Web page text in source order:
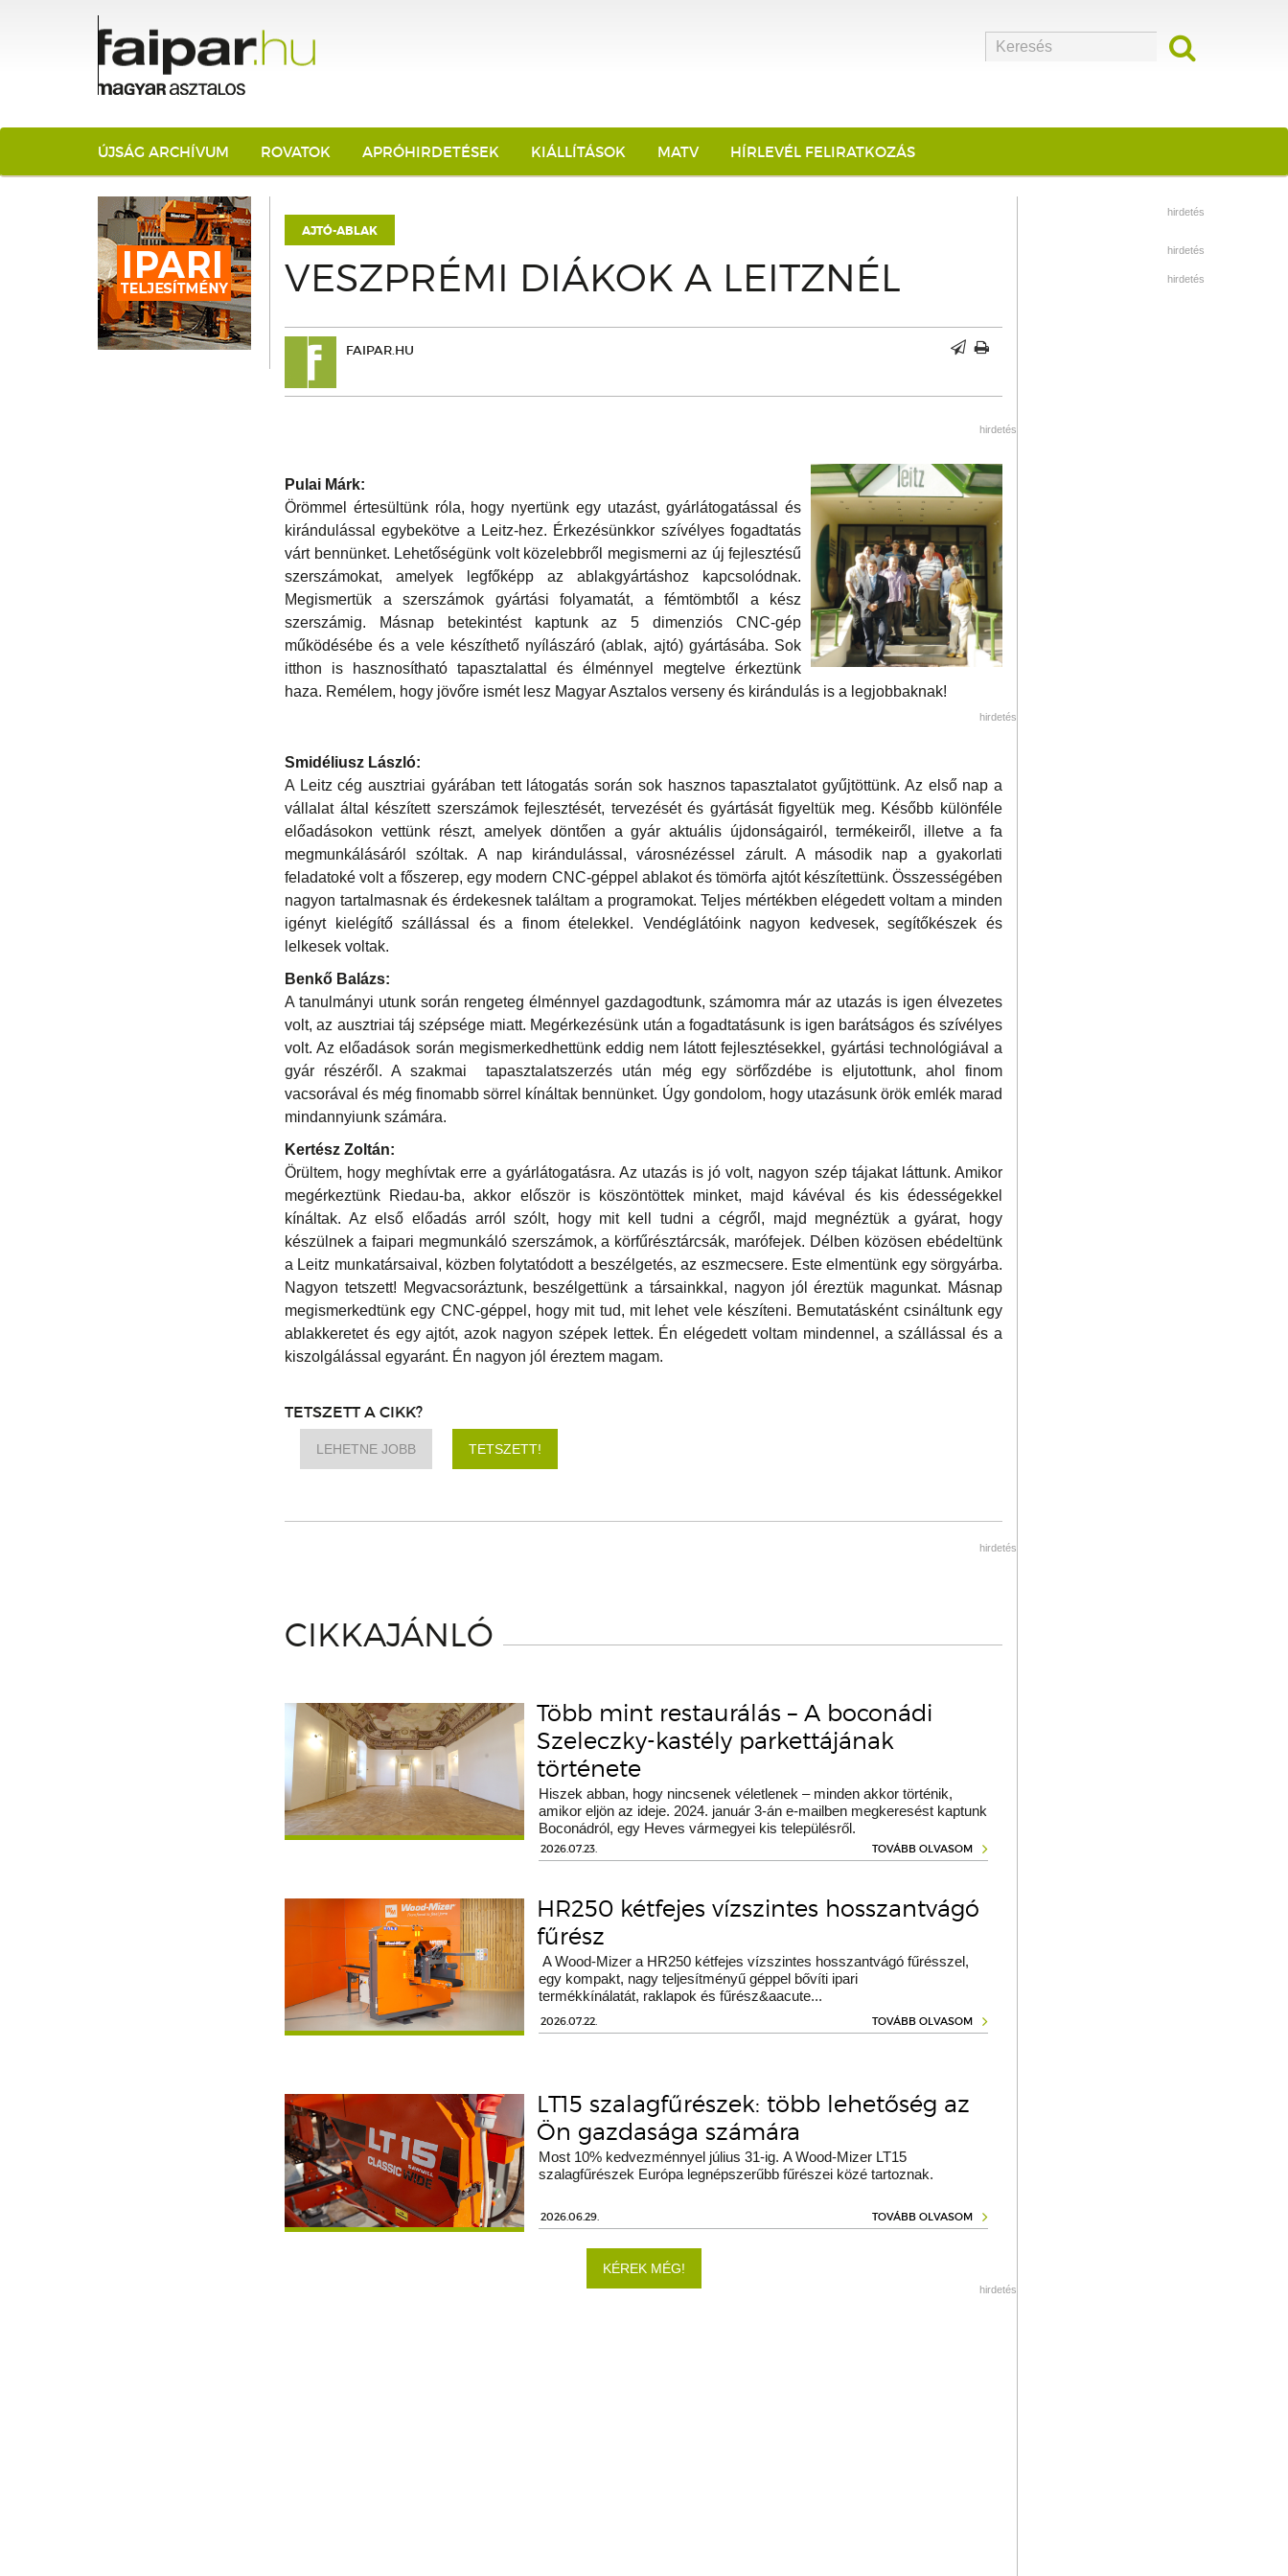
ÚJSÁG ARCHÍVUM ROVATOK APRÓHIRDETÉSEK KIÁLLÍTÁSOK MATV HÍRLEVÉL FELIRATKOZÁS
AJTÓ-ABLAK
VESZPRÉMI DIÁKOK A LEITZNÉL
FAIPAR.HU
hirdetés
Pulai Márk:
Örömmel értesültünk róla, hogy nyertünk egy utazást, gyárlátogatással és
kirándulással egybekötve a Leitz-hez. Érkezésünkkor szívélyes fogadtatás
várt bennünket. Lehetőségünk volt közelebbről megismerni az új fejlesztésű
szerszámokat, amelyek legfőképp az ablakgyártáshoz kapcsolódnak.
Megismertük a szerszámok gyártási folyamatát, a fémtömbtől a kész
szerszámig. Másnap betekintést kaptunk az 5 dimenziós CNC-gép
működésébe és a vele készíthető nyílászáró (ablak, ajtó) gyártásába. Sok
itthon is hasznosítható tapasztalattal és élménnyel megtelve érkeztünk
haza. Remélem, hogy jövőre ismét lesz Magyar Asztalos verseny és kirándulás is a legjobbaknak!
hirdetés
Smidéliusz László:
A Leitz cég ausztriai gyárában tett látogatás során sok hasznos tapasztalatot gyűjtöttünk. Az első nap a
vállalat által készített szerszámok fejlesztését, tervezését és gyártását figyeltük meg. Később különféle
előadásokon vettünk részt, amelyek döntően a gyár aktuális újdonságairól, termékeiről, illetve a fa
megmunkálásáról szóltak. A nap kirándulással, városnézéssel zárult. A második nap a gyakorlati
feladatoké volt a főszerep, egy modern CNC-géppel ablakot és tömörfa ajtót készítettünk. Összességében
nagyon tartalmasnak és érdekesnek találtam a programokat. Teljes mértékben elégedett voltam a minden
igényt kielégítő szállással és a finom ételekkel. Vendéglátóink nagyon kedvesek, segítőkészek és
lelkesek voltak.
Benkő Balázs:
A tanulmányi utunk során rengeteg élménnyel gazdagodtunk, számomra már az utazás is igen élvezetes
volt, az ausztriai táj szépsége miatt. Megérkezésünk után a fogadtatásunk is igen barátságos és szívélyes
volt. Az előadások során megismerkedhettünk eddig nem látott fejlesztésekkel, gyártási technológiával a
gyár részéről. A szakmai tapasztalatszerzés után még egy sörfőzdébe is eljutottunk, ahol finom
vacsorával és még finomabb sörrel kínáltak bennünket. Úgy gondolom, hogy utazásunk örök emlék marad
mindannyiunk számára.
Kertész Zoltán:
Örültem, hogy meghívtak erre a gyárlátogatásra. Az utazás is jó volt, nagyon szép tájakat láttunk. Amikor
megérkeztünk Riedau-ba, akkor először is köszöntöttek minket, majd kávéval és kis édességekkel
kínáltak. Az első előadás arról szólt, hogy mit kell tudni a cégről, majd megnéztük a gyárat, hogy
készülnek a faipari megmunkáló szerszámok, a körfűrésztárcsák, marófejek. Délben közösen ebédeltünk
a Leitz munkatársaival, közben folytatódott a beszélgetés, az eszmecsere. Este elmentünk egy sörgyárba.
Nagyon tetszett! Megvacsoráztunk, beszélgettünk a társainkkal, nagyon jól éreztük magunkat. Másnap
megismerkedtünk egy CNC-géppel, hogy mit tud, mit lehet vele készíteni. Bemutatásként csináltunk egy
ablakkeretet és egy ajtót, azok nagyon szépek lettek. Én elégedett voltam mindennel, a szállással és a
kiszolgálással egyaránt. Én nagyon jól éreztem magam.
TETSZETT A CIKK?
LEHETNE JOBB TETSZETT!
hirdetés
CIKKAJÁNLÓ
Több mint restaurálás – A boconádi
Szeleczky-kastély parkettájának
története
Hiszek abban, hogy nincsenek véletlenek – minden akkor történik,
amikor eljön az ideje. 2024. január 3-án e-mailben megkeresést kaptunk
Boconádról, egy Heves vármegyei kis településről.
2026.07.23. TOVÁBB OLVASOM
HR250 kétfejes vízszintes hosszantvágó
fűrész
A Wood-Mizer a HR250 kétfejes vízszintes hosszantvágó fűrésszel,
egy kompakt, nagy teljesítményű géppel bővíti ipari
termékkínálatát, raklapok és fűrész&aacute...
2026.07.22. TOVÁBB OLVASOM
LT15 szalagfűrészek: több lehetőség az
Ön gazdasága számára
Most 10% kedvezménnyel július 31-ig. A Wood-Mizer LT15
szalagfűrészek Európa legnépszerűbb fűrészei közé tartoznak.
2026.06.29. TOVÁBB OLVASOM
KÉREK MÉG!
hirdetés
hirdetés
hirdetés
hirdetés